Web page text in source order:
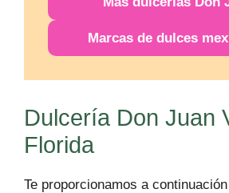
Marcas de dulces
Dulcería Don Juan
Florida
Te proporcionamos a